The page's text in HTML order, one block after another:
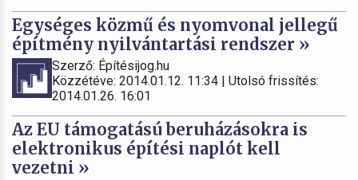
Egységes közmű és nyomvonal jellegű
építmény nyilvántartási rendszer »
Szerző: Építésijog.hu
Közzétéve: 2014.01.12. 11:34 | Utolsó frissítés:
2014.01.26. 16:01
Az EU támogatású beruházásokra is
elektronikus építési naplót kell
vezetni »